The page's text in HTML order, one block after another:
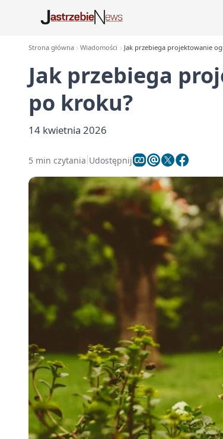
Strona główna Wiadomości Jak przebiega projektowanie
Jak przebiega
po kroku?
14 kwietnia 2026
5 min czytania Udostępnij